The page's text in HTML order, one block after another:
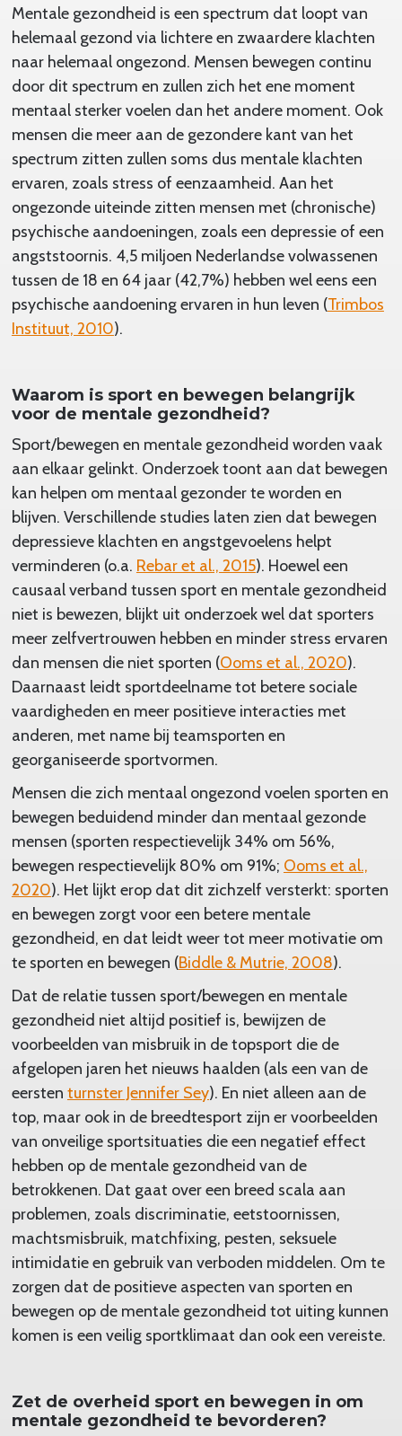
Mentale gezondheid is een spectrum dat loopt van
helemaal gezond via lichtere en zwaardere klachten
naar helemaal ongezond. Mensen bewegen continu
door dit spectrum en zullen zich het ene moment
mentaal sterker voelen dan het andere moment. Ook
mensen die meer aan de gezondere kant van het
spectrum zitten zullen soms dus mentale klachten
ervaren, zoals stress of eenzaamheid. Aan het
ongezonde uiteinde zitten mensen met (chronische)
psychische aandoeningen, zoals een depressie of een
angststoornis. 4,5 miljoen Nederlandse volwassenen
tussen de 18 en 64 jaar (42,7%) hebben wel eens een
psychische aandoening ervaren in hun leven (Trimbos
Instituut, 2010).
Waarom is sport en bewegen belangrijk
voor de mentale gezondheid?
Sport/bewegen en mentale gezondheid worden vaak
aan elkaar gelinkt. Onderzoek toont aan dat bewegen
kan helpen om mentaal gezonder te worden en
blijven. Verschillende studies laten zien dat bewegen
depressieve klachten en angstgevoelens helpt
verminderen (o.a. Rebar et al., 2015). Hoewel een
causaal verband tussen sport en mentale gezondheid
niet is bewezen, blijkt uit onderzoek wel dat sporters
meer zelfvertrouwen hebben en minder stress ervaren
dan mensen die niet sporten (Ooms et al., 2020).
Daarnaast leidt sportdeelname tot betere sociale
vaardigheden en meer positieve interacties met
anderen, met name bij teamsporten en
georganiseerde sportvormen.
Mensen die zich mentaal ongezond voelen sporten en
bewegen beduidend minder dan mentaal gezonde
mensen (sporten respectievelijk 34% om 56%,
bewegen respectievelijk 80% om 91%; Ooms et al.,
2020). Het lijkt erop dat dit zichzelf versterkt: sporten
en bewegen zorgt voor een betere mentale
gezondheid, en dat leidt weer tot meer motivatie om
te sporten en bewegen (Biddle & Mutrie, 2008).
Dat de relatie tussen sport/bewegen en mentale
gezondheid niet altijd positief is, bewijzen de
voorbeelden van misbruik in de topsport die de
afgelopen jaren het nieuws haalden (als een van de
eersten turnster Jennifer Sey). En niet alleen aan de
top, maar ook in de breedtesport zijn er voorbeelden
van onveilige sportsituaties die een negatief effect
hebben op de mentale gezondheid van de
betrokkenen. Dat gaat over een breed scala aan
problemen, zoals discriminatie, eetstoornissen,
machtsmisbruik, matchfixing, pesten, seksuele
intimidatie en gebruik van verboden middelen. Om te
zorgen dat de positieve aspecten van sporten en
bewegen op de mentale gezondheid tot uiting kunnen
komen is een veilig sportklimaat dan ook een vereiste.
Zet de overheid sport en bewegen in om
mentale gezondheid te bevorderen?